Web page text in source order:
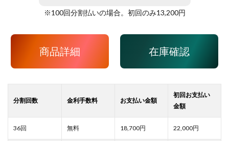
※100回分割払いの場合。初回のみ13,200円
商品詳細 在庫確認
18,700 22,000